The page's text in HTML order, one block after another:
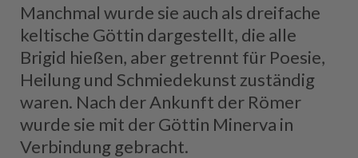
Manchmal wurde sie auch als dreifache
keltische Göttin dargestellt, die alle
Brigid hießen, aber getrennt für Poesie,
Heilung und Schmiedekunst zuständig
waren. Nach der Ankunft der Römer
wurde sie mit der Göttin Minerva in
Verbindung gebracht.